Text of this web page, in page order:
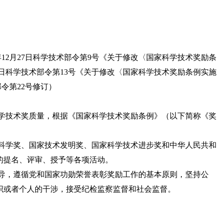
月27日科学技术部令第9号《关于修改〈国家科学技术奖励条
科学技术部令第13号《关于修改〈国家科学技术奖励条例实施
第22号修订）
技术奖质量，根据《国家科学技术奖励条例》（以下简称《奖
奖、国家技术发明奖、国家科学技术进步奖和中华人民共和
名、评审、授予等各项活动。
，遵循党和国家功勋荣誉表彰奖励工作的基本原则，坚持公
者个人的干涉，接受纪检监察监督和社会监督。